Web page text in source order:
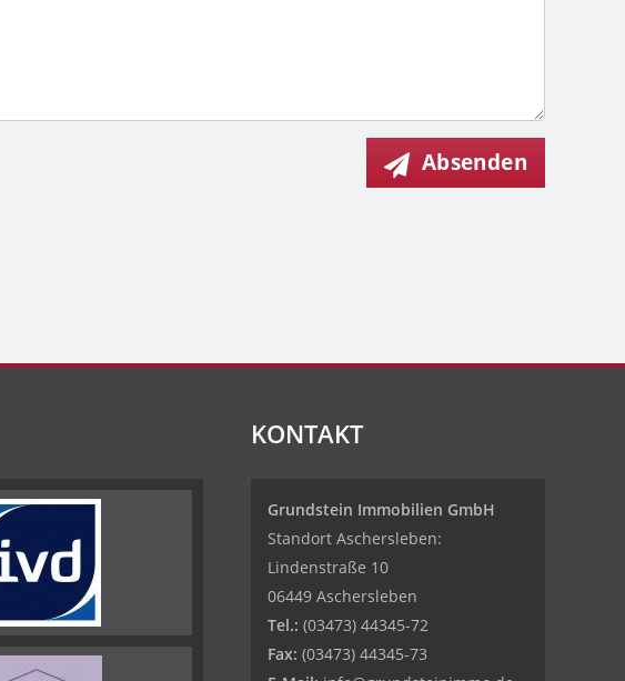
Absenden
KONTAKT
Grundstein Immobilien GmbH
Standort Aschersleben:
Lindenstraße 10
06449 Aschersleben
Tel.: (03473) 44345-72
Fax: (03473) 44345-73